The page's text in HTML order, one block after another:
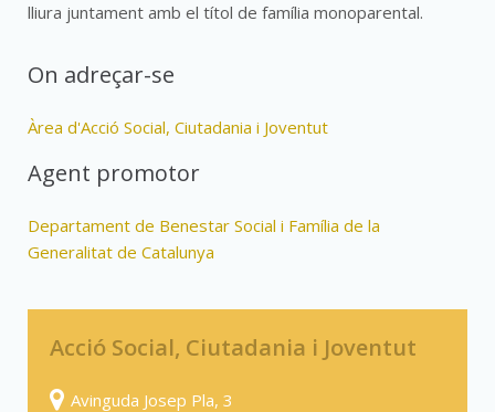
lliura juntament amb el títol de família monoparental.
On adreçar-se
Àrea d'Acció Social, Ciutadania i Joventut
Agent promotor
Departament de Benestar Social i Família de la
Generalitat de Catalunya
Acció Social, Ciutadania i Joventut
Avinguda Josep Pla, 3